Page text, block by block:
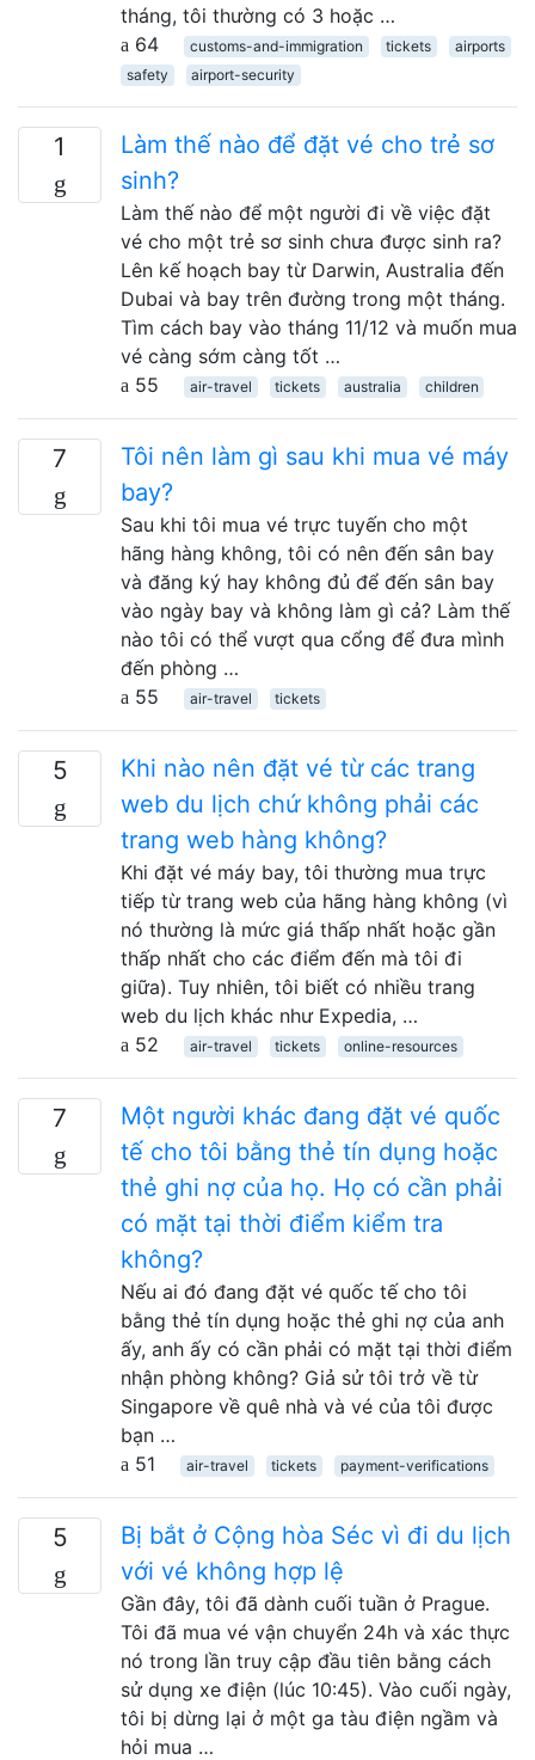
tháng, tôi thường có 3 hoặc …
64
customs-and-immigration tickets
airports
safety
airport-security
1
Làm thế nào để đặt vé cho trẻ sơ
sinh?
Làm thế nào để một người đi về việc đặt
vé cho một trẻ sơ sinh chưa được sinh ra?
Lên kế hoạch bay từ Darwin, Australia đến
Dubai và bay trên đường trong một tháng.
Tìm cách bay vào tháng 11/12 và muốn mua
vé càng sớm càng tốt …
55
air-travel tickets australia children
7
Tôi nên làm gì sau khi mua vé máy
bay?
Sau khi tôi mua vé trực tuyến cho một
hãng hàng không, tôi có nên đến sân bay
và đăng ký hay không đủ để đến sân bay
vào ngày bay và không làm gì cả? Làm thế
nào tôi có thể vượt qua cổng để đưa mình
đến phòng …
55
air-travel tickets
5
Khi nào nên đặt vé từ các trang
web du lịch chứ không phải các
trang web hàng không?
Khi đặt vé máy bay, tôi thường mua trực
tiếp từ trang web của hãng hàng không (vì
nó thường là mức giá thấp nhất hoặc gần
thấp nhất cho các điểm đến mà tôi đi
giữa). Tuy nhiên, tôi biết có nhiều trang
web du lịch khác như Expedia, …
52
air-travel tickets online-resources
7
Một người khác đang đặt vé quốc
tế cho tôi bằng thẻ tín dụng hoặc
thẻ ghi nợ của họ. Họ có cần phải
có mặt tại thời điểm kiểm tra
không?
Nếu ai đó đang đặt vé quốc tế cho tôi
bằng thẻ tín dụng hoặc thẻ ghi nợ của anh
ấy, anh ấy có cần phải có mặt tại thời điểm
nhận phòng không? Giả sử tôi trở về từ
Singapore về quê nhà và vé của tôi được
bạn …
51
air-travel tickets payment-verifications
5
Bị bắt ở Cộng hòa Séc vì đi du lịch
với vé không hợp lệ
Gần đây, tôi đã dành cuối tuần ở Prague.
Tôi đã mua vé vận chuyển 24h và xác thực
nó trong lần truy cập đầu tiên bằng cách
sử dụng xe điện (lúc 10:45). Vào cuối ngày,
tôi bị dừng lại ở một ga tàu điện ngầm và
hỏi mua …